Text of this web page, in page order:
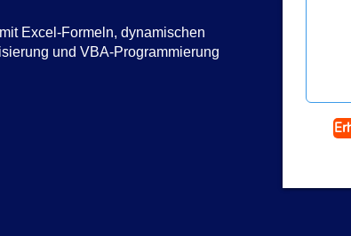
Excel-Formeln, dynamischen
und VBA-Programmierung